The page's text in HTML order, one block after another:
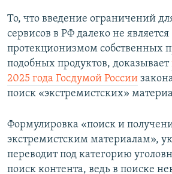
То, что введение ограничений
сервисов в РФ далеко не является
протекционизмом собственных
подобных продуктов, доказывает
2025 года Госдумой России
поиск «экстремистских»
Формулировка «поиск и
экстремистским материалам»,
переводит под категорию
поиск контента, ведь в поиске